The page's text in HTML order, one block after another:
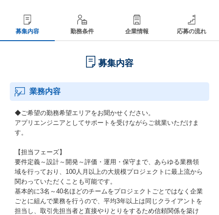
募集内容 勤務条件 企業情報 応募の流れ
募集内容
業務内容
◆ご希望の勤務希望エリアをお聞かせください。
アプリエンジニアとしてサポートを受けながらご就業いただけま
す。
【担当フェーズ】
要件定義～設計～開発～評価・運用・保守まで、あらゆる業務領
域を行っており、100人月以上の大規模プロジェクトに最上流から
関わっていただくことも可能です。
基本的に3名～40名ほどのチームをプロジェクトごとではなく企業
ごとに組んで業務を行うので、平均3年以上は同じクライアントを
担当し、取引先担当者と直接やりとりをするため信頼関係を築け